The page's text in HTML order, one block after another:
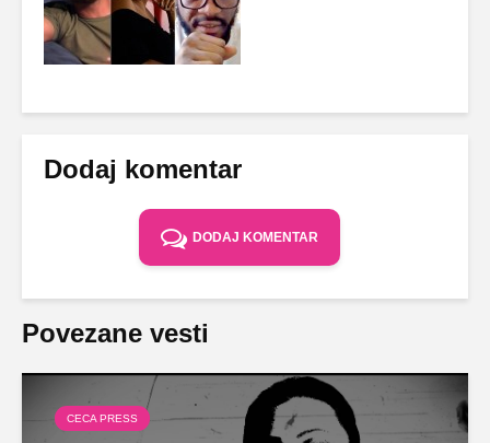
Dodaj komentar
DODAJ KOMENTAR
Povezane vesti
CECA PRESS